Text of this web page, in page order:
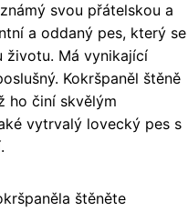
svou přátelskou a
a oddaný pes, který se
životu. Má vynikající
Kokršpaněl štěně
ho činí skvělým
vytrvalý lovecký pes s
štěněte